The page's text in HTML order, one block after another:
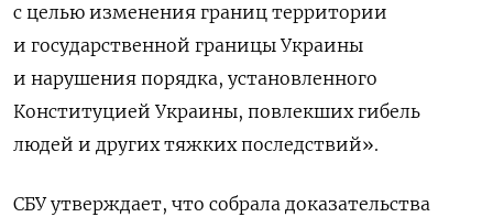
с целью изменения границ территории
и государственной границы Украины
и нарушения порядка, установленного
Конституцией Украины, повлекших гибель
людей и других тяжких последствий».
СБУ утверждает, что собрала доказательства